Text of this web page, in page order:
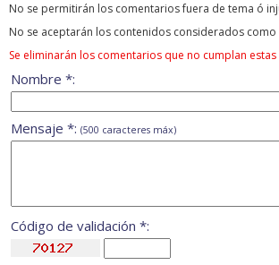
No se permitirán los comentarios fuera de tema ó
No se aceptarán los contenidos considerados
Se eliminarán los comentarios que no cumplan
Nombre *:
Mensaje *: (500 caracteres máx)
Código de validación *: